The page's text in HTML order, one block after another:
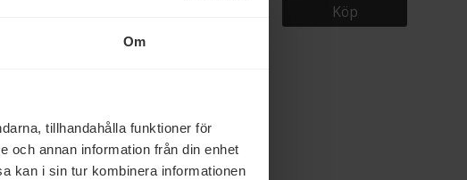
Om
tillhandahålla funktioner för
och annan information från din enhet
kan i sin tur kombinera informationen
Köp